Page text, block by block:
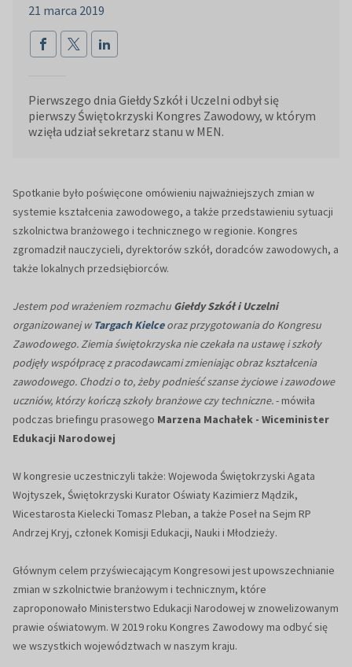
21 marca 2019
Pierwszego dnia Giełdy Szkół i Uczelni odbył się
pierwszy Świętokrzyski Kongres Zawodowy, w którym
wzięła udział sekretarz stanu w MEN.
Spotkanie było poświęcone omówieniu najważniejszych zmian w
systemie kształcenia zawodowego, a także przedstawieniu sytuacji
szkolnictwa branżowego i technicznego w regionie. Kongres
zgromadził nauczycieli, dyrektorów szkół, doradców zawodowych, a
także lokalnych przedsiębiorców.
Jestem pod wrażeniem rozmachu Giełdy Szkół i Uczelni
organizowanej w Targach Kielceoraz przygotowania do Kongresu
Zawodowego. Ziemia świętokrzyska nie czekała na ustawę i szkoły
podjęły współpracę z pracodawcami zmieniając obraz kształcenia
zawodowego. Chodzi o to, żeby podnieść szanse życiowe i zawodowe
uczniów, którzy kończą szkoły branżowe czy techniczne.- mówiła
podczas briefingu prasowego Marzena Machałek - Wiceminister
Edukacji Narodowej
W kongresie uczestniczyli także: Wojewoda Świętokrzyski Agata
Wojtyszek, Świętokrzyski Kurator Oświaty Kazimierz Mądzik,
Wicestarosta Kielecki Tomasz Pleban, a także Poseł na Sejm RP
Andrzej Kryj, członek Komisji Edukacji, Nauki i Młodzieży.
Głównym celem przyświecającym Kongresowi jest upowszechnianie
zmian w szkolnictwie branżowym i technicznym, które
zaproponowało Ministerstwo Edukacji Narodowej w znowelizowanym
prawie oświatowym. W 2019 roku Kongres Zawodowy ma odbyć się
we wszystkich województwach w naszym kraju.